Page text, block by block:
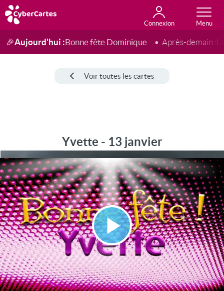
Connexion
Anniversaire
Fête du jour
Amour
Amitié
Merci
Toutes les cartes
🎉Aujourd'hui :Bonne fête Dominique Après-demain :
Voir toutes les cartes
Yvette - 13 janvier
Lire
la